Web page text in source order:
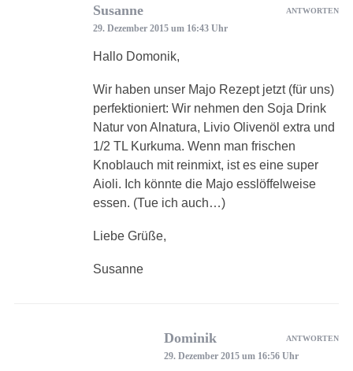
Susanne
29. Dezember 2015 um 16:43 Uhr
Hallo Domonik,
Wir haben unser Majo Rezept jetzt (für uns)
perfektioniert: Wir nehmen den Soja Drink
Natur von Alnatura, Livio Olivenöl extra und
1/2 TL Kurkuma. Wenn man frischen
Knoblauch mit reinmixt, ist es eine super
Aioli. Ich könnte die Majo esslöffelweise
essen. (Tue ich auch…)
Liebe Grüße,
Susanne
ANTWORTEN
Dominik
29. Dezember 2015 um 16:56 Uhr
ANTWORTEN